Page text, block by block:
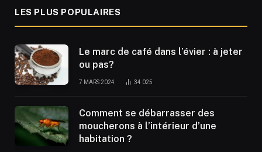
LES PLUS POPULAIRES
Le marc de café dans l’évier : à jeter
ou pas?
7 MARS 2024 34 025
Comment se débarrasser des
moucherons à l’intérieur d’une
habitation ?